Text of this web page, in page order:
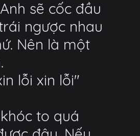
sẽ cốc đầu
ngược nhau
Nên là một
lỗi xin lỗi"
to quá